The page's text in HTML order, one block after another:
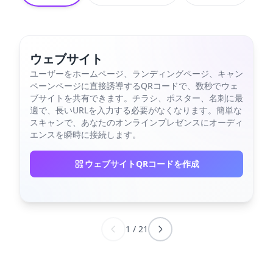
ウェブサイト
ユーザーをホームページ、ランディングページ、キャン
ペーンページに直接誘導するQRコードで、数秒でウェ
ブサイトを共有できます。チラシ、ポスター、名刺に最
適で、長いURLを入力する必要がなくなります。簡単な
スキャンで、あなたのオンラインプレゼンスにオーディ
エンスを瞬時に接続します。
ウェブサイトQRコードを作成
1 / 21